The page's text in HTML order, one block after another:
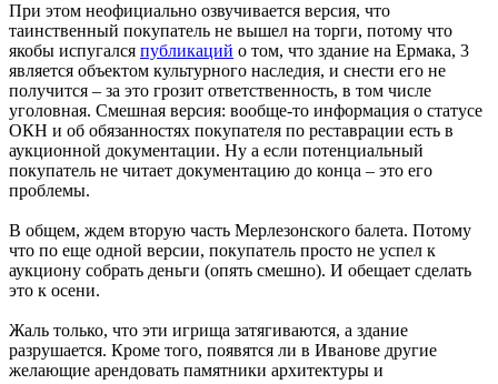
При этом неофициально озвучивается версия, что
таинственный покупатель не вышел на торги, потому что
якобы испугался публикаций о том, что здание на Ермака, 3
является объектом культурного наследия, и снести его не
получится – за это грозит ответственность, в том числе
уголовная. Смешная версия: вообще-то информация о статусе
ОКН и об обязанностях покупателя по реставрации есть в
аукционной документации. Ну а если потенциальный
покупатель не читает документацию до конца – это его
проблемы.
В общем, ждем вторую часть Мерлезонского балета. Потому
что по еще одной версии, покупатель просто не успел к
аукциону собрать деньги (опять смешно). И обещает сделать
это к осени.
Жаль только, что эти игрища затягиваются, а здание
разрушается. Кроме того, появятся ли в Иванове другие
желающие арендовать памятники архитектуры и